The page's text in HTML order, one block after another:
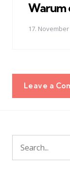
Warum
17. November
Leave a
Search
for: